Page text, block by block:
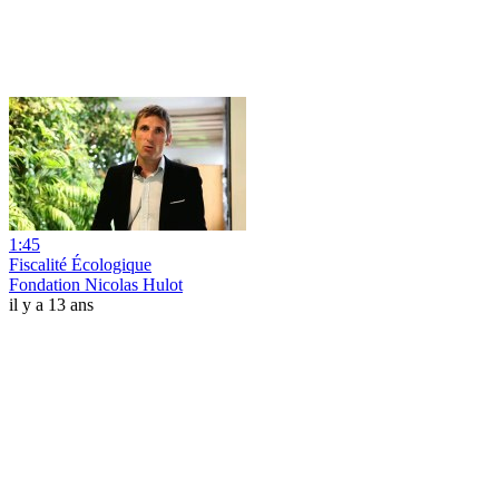
1:45
Fiscalité Écologique
Fondation Nicolas Hulot
il y a 13 ans